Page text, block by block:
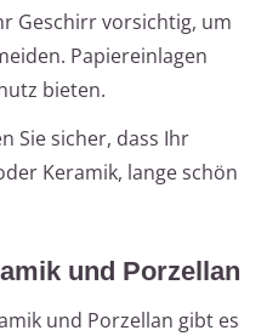
Geschirr vorsichtig, um
Papiereinlagen
bieten.
Sie sicher, dass Ihr
Keramik, lange schön
und Porzellan
und Porzellan gibt es